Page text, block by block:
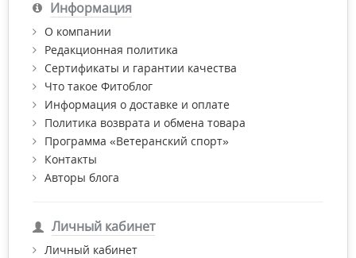
Информация
О компании
Редакционная политика
Сертификаты и гарантии качества
Что такое Фитоблог
Информация о доставке и оплате
Политика возврата и обмена товара
Программа «Ветеранский спорт»
Контакты
Авторы блога
Личный кабинет
Личный кабинет